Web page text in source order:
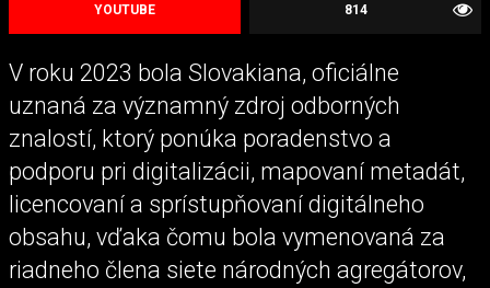
814
YOUTUBE
V roku 2023 bola Slovakiana, oficiálne
uznaná za významný zdroj odborných
znalostí, ktorý ponúka poradenstvo a
podporu pri digitalizácii, mapovaní metadát,
licencovaní a sprístupňovaní digitálneho
obsahu, vďaka čomu bola vymenovaná za
riadneho člena siete národných agregátorov,